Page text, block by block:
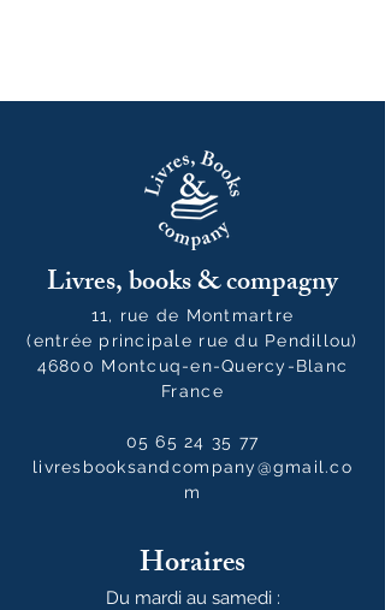
Livres, books & compagny
11, rue de Montmartre
(entrée principale rue du Pendillou)
46800 Montcuq-en-Quercy-Blanc
France
05 65 24 35 77
livresbooksandcompany@gmail.co
m
Horaires
Du mardi au samedi :